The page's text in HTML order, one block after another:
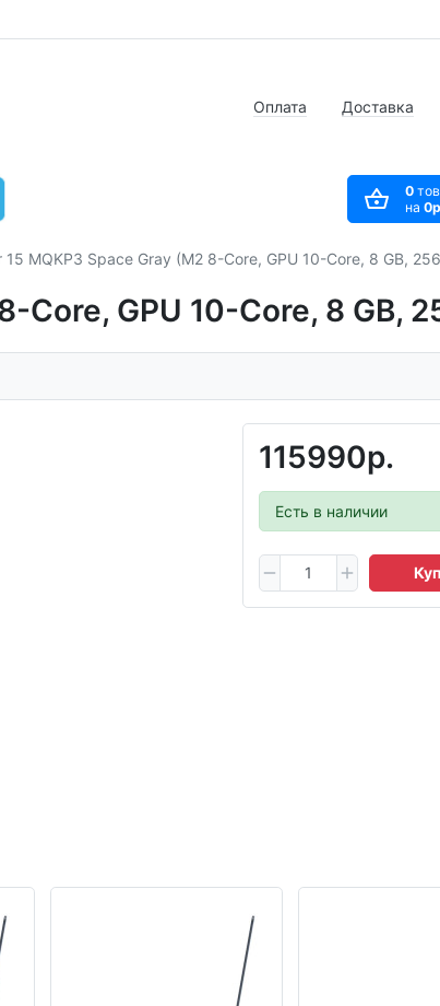
Оплата Доставка
0
на
15 MQKP3 Space Gray (M2 8-Core, GPU 10-Core, 8 GB,
Core, GPU 10-Core, 8 GB,
115990р.
Есть в наличии